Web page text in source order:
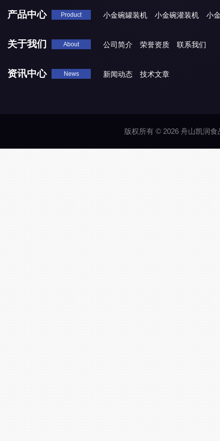
产品中心 Product 小金碗罐装机 小金碗灌装机 小
关于我们 About 公司简介 荣誉资质 联系我们
资讯中心 News 新闻动态 技术文章
版权所有 © 2026 舟山凯润